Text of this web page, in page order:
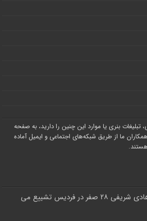
تبلیغات بنری یا موارد این چنین را دارید، به صفحه
ما از طریق شبکه‌های اجتماعی و ایمیل آماده
پیکر شهید مدافع حرم هادی شریفی ۲۸ صفر در فردیس تشییع می